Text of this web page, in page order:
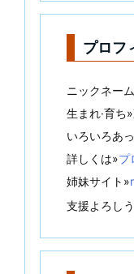
プロフ
ニックネー
生まれ·育ち
いろいろあ
詳しくは»プ
姉妹サイト»
支援よろし